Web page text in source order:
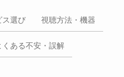
ス選び 視聴方法・機器
くある不安・誤解